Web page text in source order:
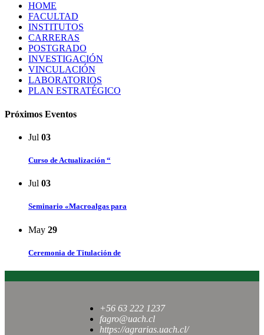
HOME
FACULTAD
INSTITUTOS
CARRERAS
POSTGRADO
INVESTIGACIÓN
VINCULACIÓN
LABORATORIOS
PLAN ESTRATÉGICO
Próximos Eventos
Jul 03
Curso de Actualización “
Jul 03
Seminario «Macroalgas para
May 29
Ceremonia de Titulación de
+56 63 222 1237
fagro@uach.cl
https://agrarias.uach.cl/